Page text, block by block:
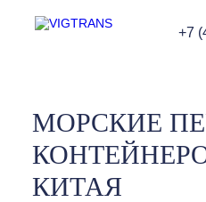
+7
МОРСКИЕ
КИТАЯ